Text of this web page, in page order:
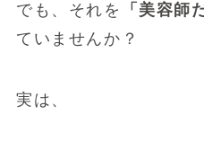
でも、それを 「美容師
ていませんか？
実は、